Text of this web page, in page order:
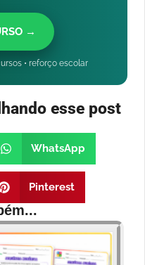
→
• reforço escolar
esse post
WhatsApp
Pinterest